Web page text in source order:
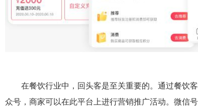
在餐饮行业中，回头客是至关重要的。通过餐饮
众号，商家可以在此平台上进行营销推广活动。微信